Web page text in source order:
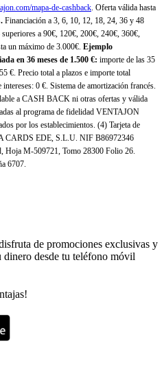
mapa-de-cashback. Oferta válida hasta
Financiación a 3, 6, 10, 12, 18, 24, 36 y 48
a 90€, 120€, 200€, 240€, 360€,
un máximo de 3.000€. Ejemplo
en 36 meses de 1.500 €: importe de las 35
€. Precio total a plazos e importe total
0 €. Sistema de amortización francés.
a CASH BACK ni otras ofertas y válida
al programa de fidelidad VENTAJON
por los establecimientos. (4) Tarjeta de
CARDS EDE, S.L.U. NIF B86972346
Hoja M-509721, Tomo 28300 Folio 26.
6707.
de promociones exclusivas y
desde tu teléfono móvil